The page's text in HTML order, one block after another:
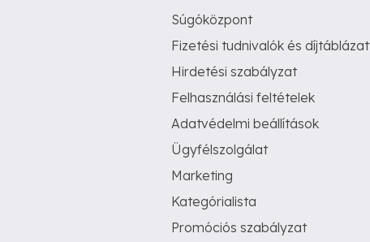
Súgóközpont
Fizetési tudnivalók és díjtáblázat
Hirdetési szabályzat
Felhasználási feltételek
Adatvédelmi beállítások
Ügyfélszolgálat
Marketing
Kategórialista
Promóciós szabályzat